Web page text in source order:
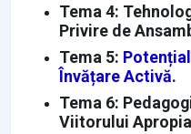
Tema 4:
Privire de
Tema 5:
Învățare Activă.
Tema 6:
Viitorului